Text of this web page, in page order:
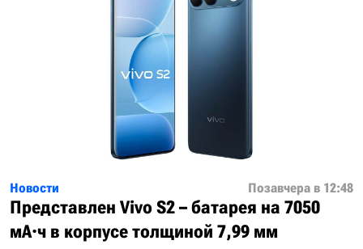
Новости Позавчера в 12:48
Представлен Vivo S2 – батарея на 7050
мА·ч в корпусе толщиной 7,99 мм